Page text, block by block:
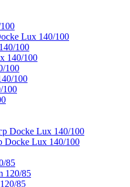
Lux 140/100
100
140/100
100
100
100
Docke Lux 140/100
Docke Lux 140/100
85
120/85
85